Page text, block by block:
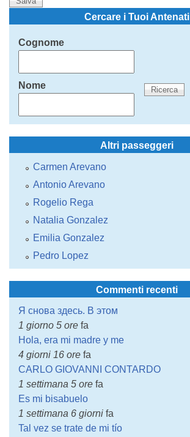
Cercare i Tuoi Antenati
Cognome
Nome
Altri passeggeri
Carmen Arevano
Antonio Arevano
Rogelio Rega
Natalia Gonzalez
Emilia Gonzalez
Pedro Lopez
Commenti recenti
Я снова здесь. В этом
1 giorno 5 ore fa
Hola, era mi madre y me
4 giorni 16 ore fa
CARLO GIOVANNI CONTARDO
1 settimana 5 ore fa
Es mi bisabuelo
1 settimana 6 giorni fa
Tal vez se trate de mi tío